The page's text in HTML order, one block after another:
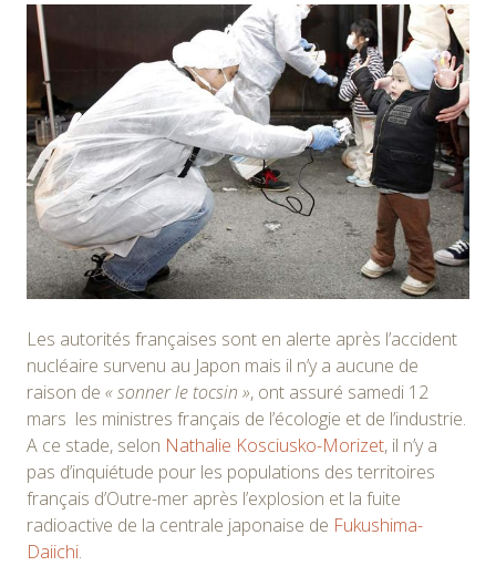
Les autorités françaises sont en alerte après l’accident
nucléaire survenu au Japon mais il n’y a aucune de
raison de « sonner le tocsin », ont assuré samedi 12
mars les ministres français de l’écologie et de l’industrie.
A ce stade, selon Nathalie Kosciusko-Morizet, il n’y a
pas d’inquiétude pour les populations des territoires
français d’Outre-mer après l’explosion et la fuite
radioactive de la centrale japonaise de Fukushima-
Daiichi.